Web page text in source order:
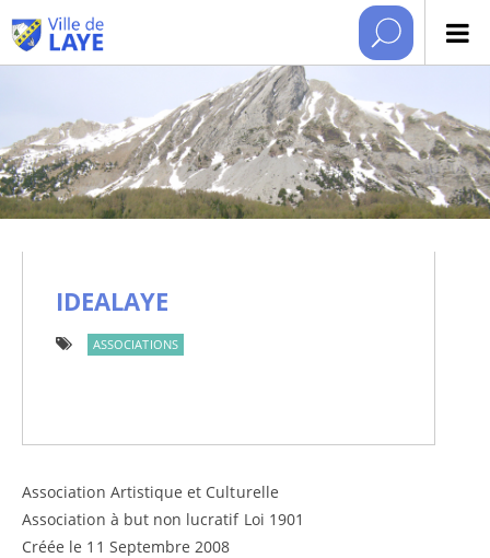
IDEALAYE
ASSOCIATIONS
Association Artistique et Culturelle
Association à but non lucratif Loi 1901
Créée le 11 Septembre 2008